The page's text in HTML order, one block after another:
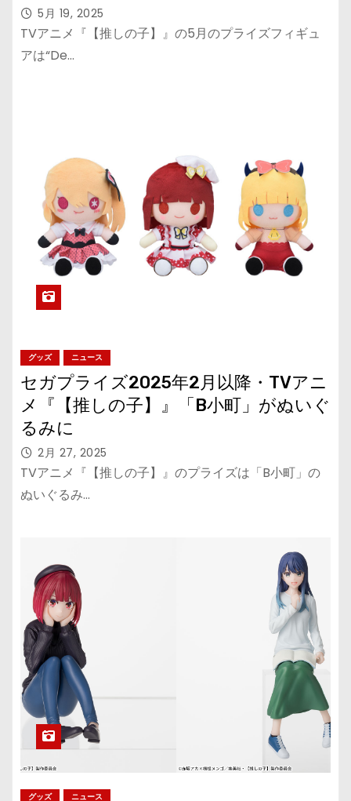
登場5月 19, 2025
TVアニメ『【推しの子】』の5月のプライズフィギュ
アは“De…
グッズ ニュース
セガプライズ2025年2月以降・TVアニ
メ『【推しの子】』「B小町」がぬいぐ
るみに
2月 27, 2025
TVアニメ『【推しの子】』のプライズは「B小町」の
ぬいぐるみ…
グッズ ニュース